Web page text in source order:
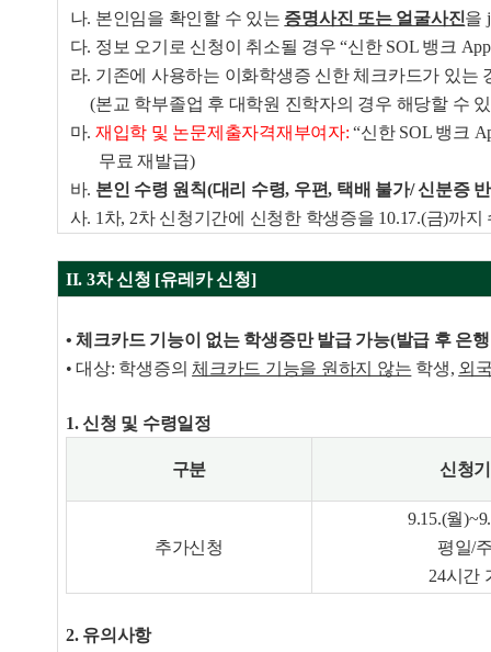
나. 본인임을 확인할 수 있는 증명사진 또는 얼굴사진을
다. 정보 오기로 신청이 취소될 경우 “신한 SOL 뱅크
라. 기존에 사용하는 이화학생증 신한 체크카드가 있는
(본교 학부졸업 후 대학원 진학자의 경우 해당할 수
마. 재입학 및 논문제출자격재부여자:“신한 SOL 뱅크
무료 재발급)
바. 본인 수령 원칙(대리 수령, 우편, 택배 불가/ 신분증
사. 1차, 2차 신청기간에 신청한 학생증을 10.17.(금)까
II. 3차 신청 [유레카 신청]
• 체크카드 기능이 없는 학생증만 발급 가능(발급 후 은
• 대상: 학생증의 체크카드 기능을 원하지 않는 학생, 외
1. 신청 및 수령일정
구분 신청
추가신청
9.15.(월
평일/
24시간
2. 유의사항